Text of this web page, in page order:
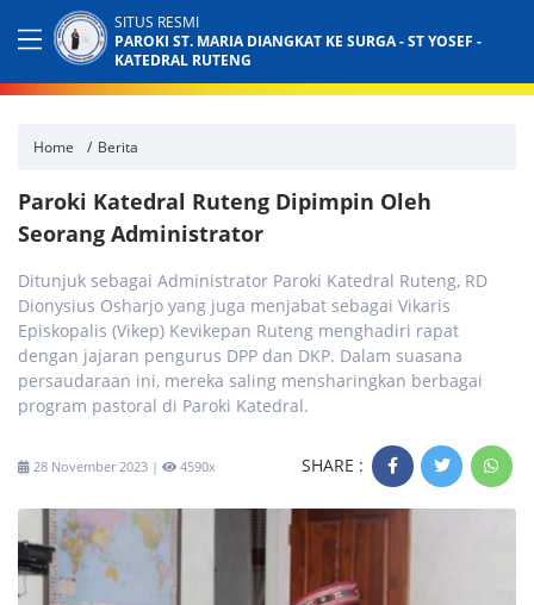
SITUS RESMI
PAROKI ST. MARIA DIANGKAT KE SURGA - ST YOSEF -
KATEDRAL RUTENG
Home Berita
Paroki Katedral Ruteng Dipimpin Oleh
Seorang Administrator
Ditunjuk sebagai Administrator Paroki Katedral Ruteng, RD
Dionysius Osharjo yang juga menjabat sebagai Vikaris
Episkopalis (Vikep) Kevikepan Ruteng menghadiri rapat
dengan jajaran pengurus DPP dan DKP. Dalam suasana
persaudaraan ini, mereka saling mensharingkan berbagai
program pastoral di Paroki Katedral.
28 November 2023 | 4590x SHARE :